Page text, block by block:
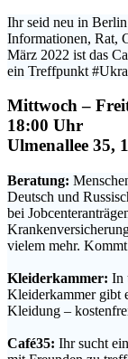
Ihr seid neu in
Informationen, Rat,
März 2022 ist das
ein Treffpunkt
Mittwoch –
18:00 Uhr
Ulmenallee 35,
Beratung:
Deutsch und
bei
vielem mehr.
Kleiderkammer: In
Kleiderkammer gibt
Kleidung –
Café35: Ihr sucht